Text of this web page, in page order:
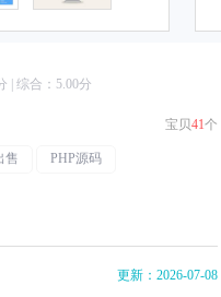
| 综合： 5.00分
宝贝41个
售
PHP源码
更新：2026-07-08